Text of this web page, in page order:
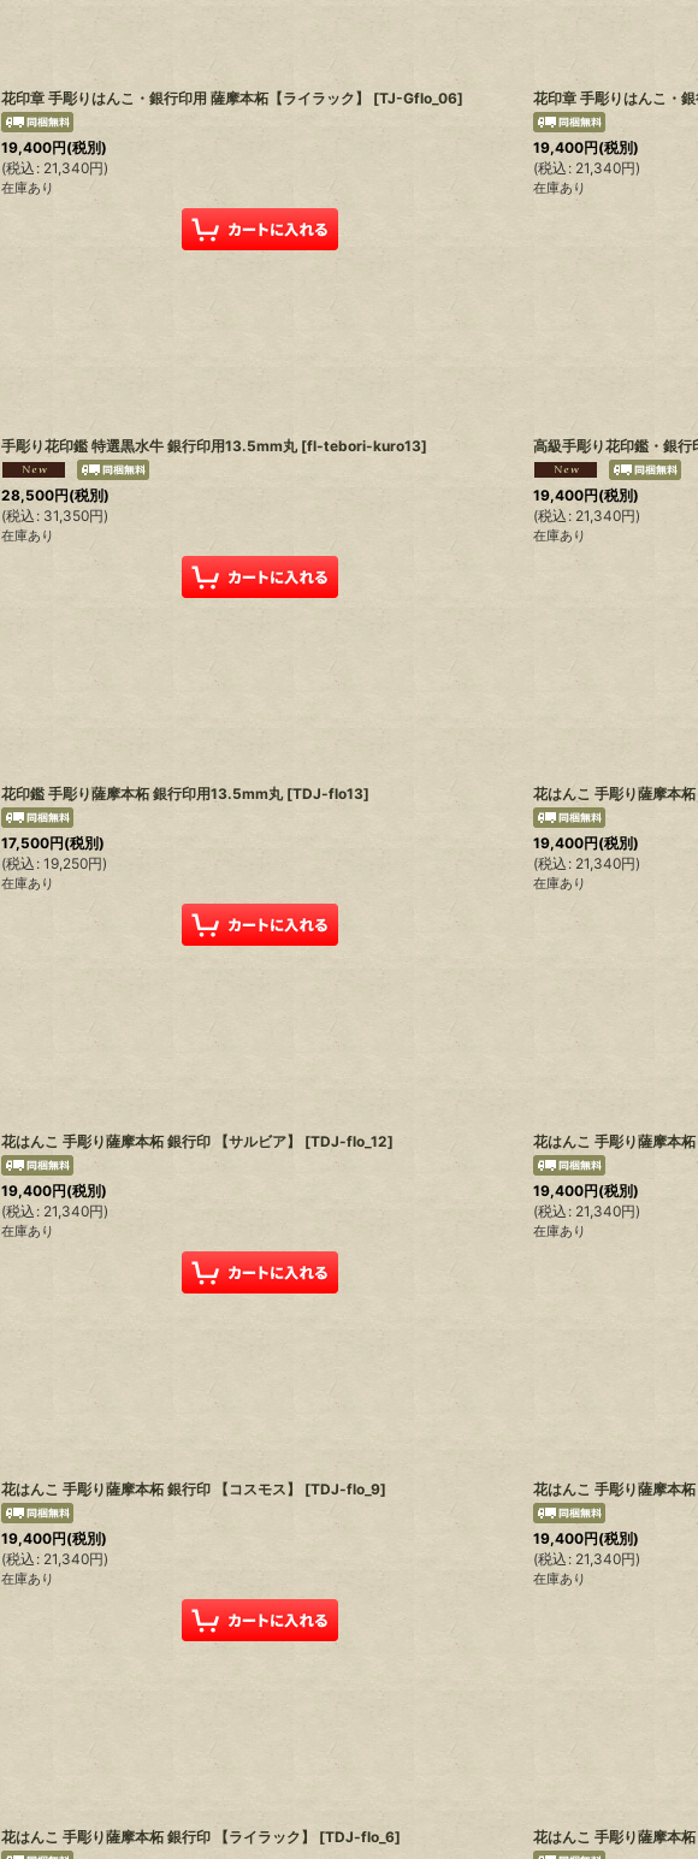
花印章 手彫りはんこ・銀行印用 薩摩本柘【ライラック】 [TJ-Gflo_06]
19,400円(税別)
(税込 : 21,340円)
在庫あり
花印章 手彫りはんこ・
19,400円(税別)
(税込 : 21,340円)
在庫あり
手彫り花印鑑 特選黒水牛 銀行印用13.5mm丸 [fl-tebori-kuro13]
28,500円(税別)
(税込 : 31,350円)
在庫あり
高級手彫り花印鑑・銀行
19,400円(税別)
(税込 : 21,340円)
在庫あり
花印鑑 手彫り薩摩本柘 銀行印用13.5mm丸 [TDJ-flo13]
17,500円(税別)
(税込 : 19,250円)
在庫あり
花はんこ 手彫り薩摩本柘
19,400円(税別)
(税込 : 21,340円)
在庫あり
花はんこ 手彫り薩摩本柘 銀行印 【サルビア】 [TDJ-flo_12]
19,400円(税別)
(税込 : 21,340円)
在庫あり
花はんこ 手彫り薩摩本柘
19,400円(税別)
(税込 : 21,340円)
在庫あり
花はんこ 手彫り薩摩本柘 銀行印 【コスモス】 [TDJ-flo_9]
19,400円(税別)
(税込 : 21,340円)
在庫あり
花はんこ 手彫り薩摩本柘
19,400円(税別)
(税込 : 21,340円)
在庫あり
花はんこ 手彫り薩摩本柘 銀行印 【ライラック】 [TDJ-flo_6] 花はんこ 手彫り薩摩本柘